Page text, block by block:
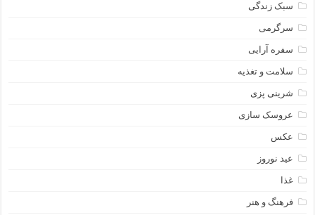
سبک زندگی
سرگرمی
سفره آرایی
سلامت و تغذیه
شرینی پزی
عروسک سازی
عکس
عید نوروز
غذا
فرهنگ و هنر